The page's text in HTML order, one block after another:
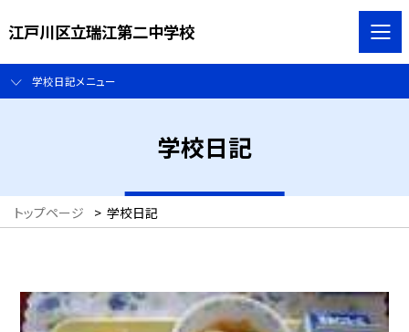
江戸川区立瑞江第二中学校
学校日記メニュー
学校日記
トップページ > 学校日記